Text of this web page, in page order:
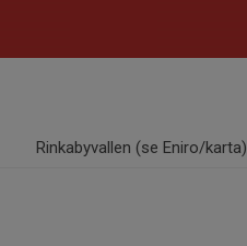
Rinkabyvallen (se Eniro/karta)